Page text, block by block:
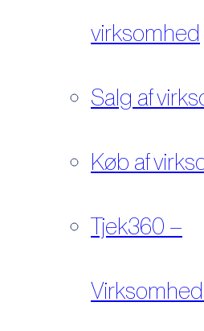
virksomhed
Salg af
Køb af
Tjek360 –